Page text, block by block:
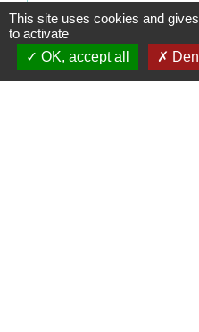
(épreuve théorique
Permis de conduire
remorque (voiture +
This site uses cookies and
to activate
OK, accept all